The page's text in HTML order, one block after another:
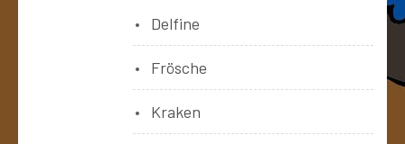
Delfine
Frösche
Kraken